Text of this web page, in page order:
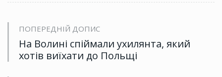
ПОПЕРЕДНІЙ ДОПИС
На Волині спіймали ухилянта, який
хотів виїхати до Польщі